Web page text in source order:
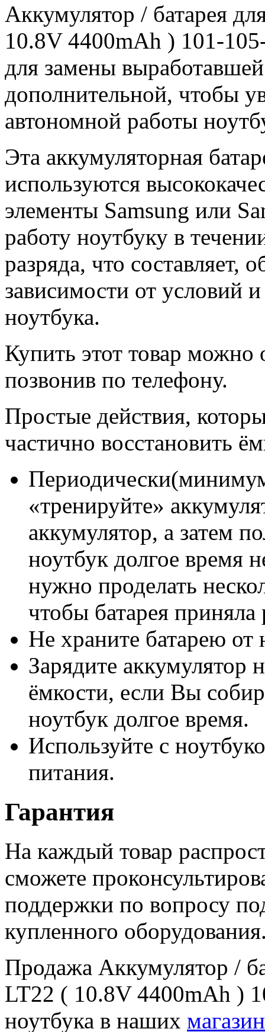
Аккумулятор / батарея
10.8V 4400mAh ) 101-
для замены выработавшей
дополнительной, чтобы
автономной работы
Эта аккумуляторная
используются
элементы Samsung или
работу ноутбуку в
разряда, что составляет,
зависимости от условий
ноутбука.
Купить этот товар можно
позвонив по телефону.
Простые действия,
частично восстановить
«тренируйте»
аккумулятор, а затем
ноутбук долгое время
нужно проделать
чтобы батарея
Не храните батарею от
Зарядите аккумулятор
ёмкости, если Вы
ноутбук долгое время.
Используйте с
питания.
Гарантия
На каждый товар
сможете
поддержки по вопросу
купленного
Продажа Аккумулятор /
LT22 ( 10.8V 4400mAh )
ноутбука в наших